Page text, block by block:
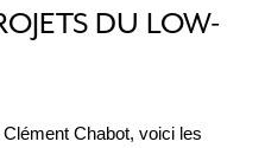
DU LOW-
Chabot, voici les